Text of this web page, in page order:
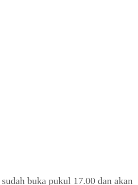
buka pukul 17.00 dan akan